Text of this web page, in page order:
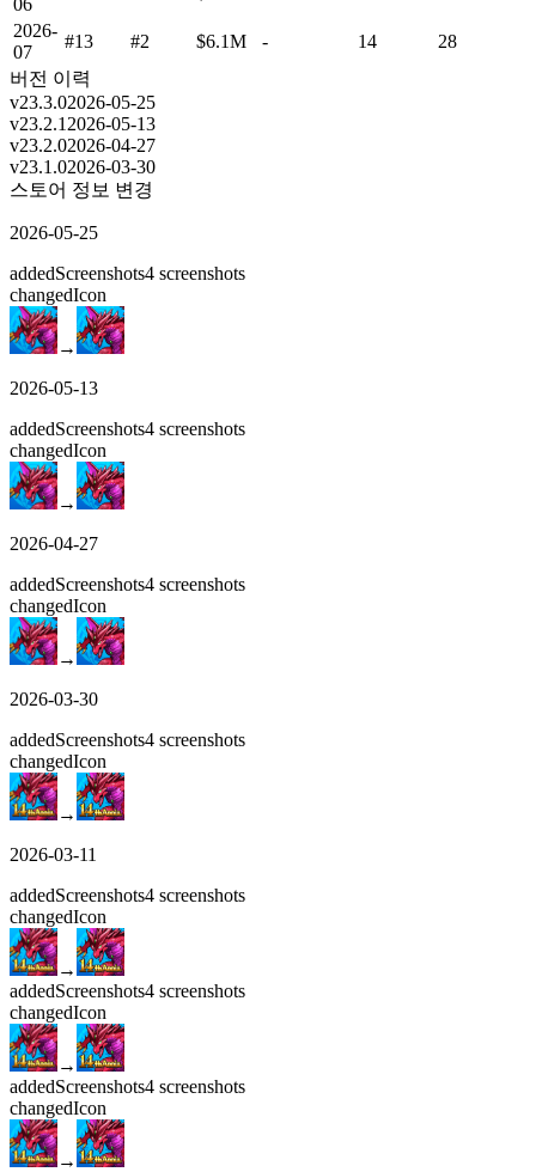
2026-
07
#13 #2 $6.1M - 14
28
버전 이력
v23.3.02026-05-25
v23.2.1 2026-05-13
v23.2.02026-04-27
v23.1.02026-03-30
스토어 정보 변경
2026-05-25
addedScreenshots4 screenshots
changedIcon
→
2026-05-13
addedScreenshots4 screenshots
changedIcon
→
2026-04-27
addedScreenshots4 screenshots
changedIcon
→
2026-03-30
addedScreenshots4 screenshots
changedIcon
→
2026-03-11
addedScreenshots4 screenshots
changedIcon
→
addedScreenshots4 screenshots
changedIcon
→
addedScreenshots4 screenshots
changedIcon
→